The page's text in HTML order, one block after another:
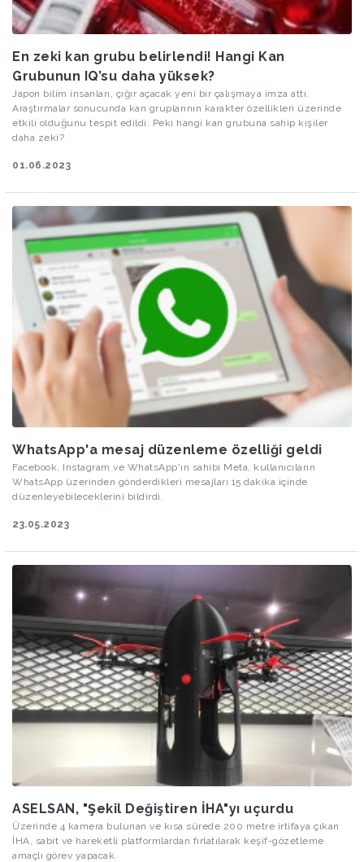
En zeki kan grubu belirlendi! Hangi Kan
Grubunun IQ’su daha yüksek?
Japon bilim insanları, çığır açacak yeni bir çalışmaya imza attı.
Araştırmalar sonucunda kan gruplarının karakter özellikleri üzerinde
etkili olduğunu tespit edildi. Peki hangi kan grubuna sahip kişiler
daha zeki?
01.06.2023
WhatsApp'a mesaj düzenleme özelliği geldi
Facebook, Instagram ve WhatsApp'ın sahibi Meta, kullanıcıların
WhatsApp üzerinden gönderdikleri mesajları 15 dakika içinde
düzenleyebileceklerini bildirdi.
23.05.2023
ASELSAN, "Şekil Değiştiren İHA"yı uçurdu
Üzerinde 4 kamera bulunan ve kısa sürede 200 metre irtifaya çıkan
İHA, sabit ve hareketli platformlardan fırlatılarak keşif-gözetleme
amaçlı görev yapacak.